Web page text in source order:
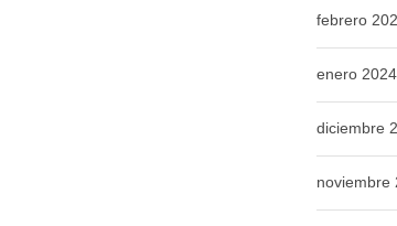
febrero
enero 2024
diciembre
noviembre